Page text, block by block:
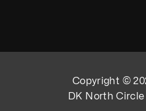
Copyright ©
DK North Circle